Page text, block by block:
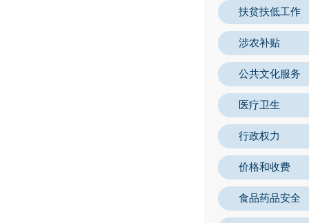
扶贫扶低工作
涉农补贴
公共文化服务
医疗卫生
行政权力
价格和收费
食品药品安全